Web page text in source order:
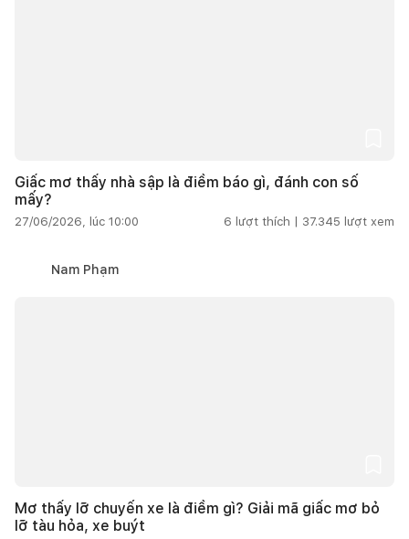
Giấc mơ thấy nhà sập là điềm báo gì, đánh con số
mấy?
27/06/2026, lúc 10:00 6 lượt thích | 37.345 lượt xem
Nam Phạm
Mơ thấy lỡ chuyến xe là điềm gì? Giải mã giấc mơ bỏ
lỡ tàu hỏa, xe buýt